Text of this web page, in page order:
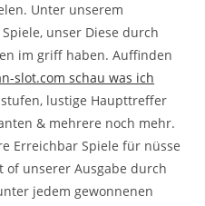
Unter unserem
unser Diese durch
im griff haben. Auffinden
slot.com schau was ich
lustige Haupttreffer
& mehrere noch mehr.
Erreichbar Spiele für nüsse
of unserer Ausgabe durch
jedem gewonnenen